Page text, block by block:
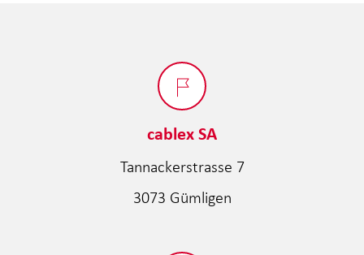
cablex SA
Tannackerstrasse 7
3073 Gümligen